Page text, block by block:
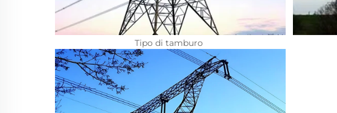
Tipo di tamburo